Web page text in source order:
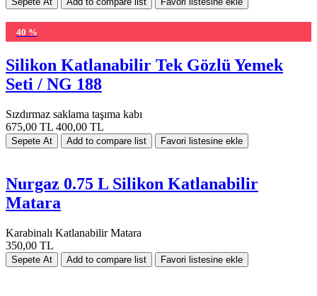
40 %
Silikon Katlanabilir Tek Gözlü Yemek
Seti / NG 188
Sızdırmaz saklama taşıma kabı
675,00 TL 400,00 TL
Nurgaz 0.75 L Silikon Katlanabilir
Matara
Karabinalı Katlanabilir Matara
350,00 TL